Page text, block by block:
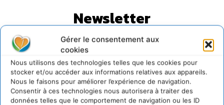
Gérer le consentement aux
cookies
Nous utilisons des technologies telles que les cookies pour
stocker et/ou accéder aux informations relatives aux appareils.
Nous le faisons pour améliorer l’expérience de navigation.
Consentir à ces technologies nous autorisera à traiter des
données telles que le comportement de navigation ou les ID
Newsletter
JE M'ABONNE